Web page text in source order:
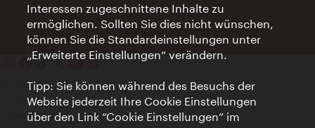
Kontakt
Impressum
Datenschutz
Interessen zugeschnittene Inhalte zu
ermöglichen. Sollten Sie dies nicht wünschen,
können Sie die Standardeinstellungen unter
„Erweiterte Einstellungen“ verändern.
Tipp: Sie können während des Besuchs der
Website jederzeit Ihre Cookie Einstellungen
über den Link “Cookie Einstellungen” im